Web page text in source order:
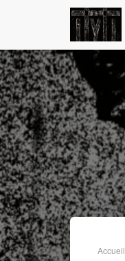
Accueil